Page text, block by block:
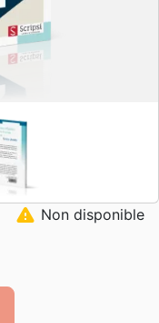
warning Non disponible